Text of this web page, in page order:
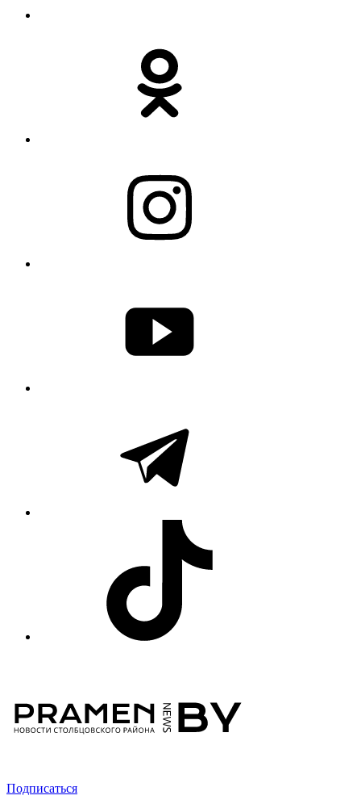
Подписаться